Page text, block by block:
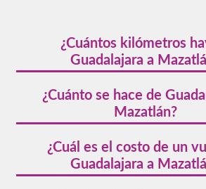
¿Cuántos kilómetros
Guadalajara a
km por vía aérea. Por carretera son
aproximadamente 490 km.
¿Cuánto se hace de
Mazatlán?
minutos. Factores como clima y
pueden variar el tiempo.
¿Cuál es el costo de un
Guadalajara a